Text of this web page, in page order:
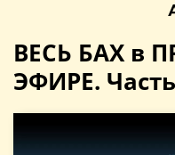
ВЕСЬ БАХ в
ЭФИРЕ.